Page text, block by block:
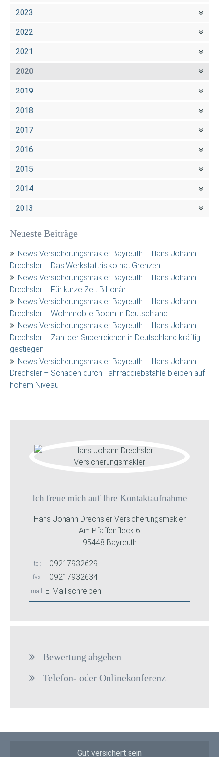
2023
2022
2021
2020
2019
2018
2017
2016
2015
2014
2013
Neueste Beiträge
News Versicherungsmakler Bayreuth – Hans Johann
Drechsler – Das Werkstattrisiko hat Grenzen
News Versicherungsmakler Bayreuth – Hans Johann
Drechsler – Für kurze Zeit Billionär
News Versicherungsmakler Bayreuth – Hans Johann
Drechsler – Wohnmobile Boom in Deutschland
News Versicherungsmakler Bayreuth – Hans Johann
Drechsler – Zahl der Superreichen in Deutschland kräftig
gestiegen
News Versicherungsmakler Bayreuth – Hans Johann
Drechsler – Schäden durch Fahrraddiebstähle bleiben auf
hohem Niveau
Ich freue mich auf Ihre Kontaktaufnahme
Hans Johann Drechsler Versicherungsmakler
Am Pfaffenfleck 6
95448 Bayreuth
tel 09217932629
fax 09217932634
mail E-Mail schreiben
Bewertung abgeben
Telefon- oder Onlinekonferenz
Gut versichert sein